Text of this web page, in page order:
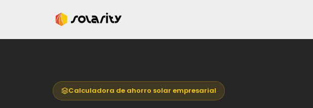
Calculadora de ahorro solar empresarial